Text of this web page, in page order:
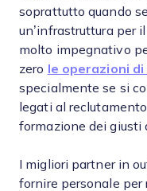
soprattutto quando
un’infrastruttura per
molto impegnativo
zero le operazioni
specialmente se si
legati al
formazione dei giusti
I migliori partner in
fornire personale per